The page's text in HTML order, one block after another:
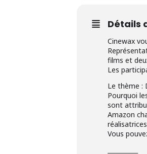
Détails
Cinewax
films et
Les
Le thème :
Pourquoi
sont
Amazon
Vous